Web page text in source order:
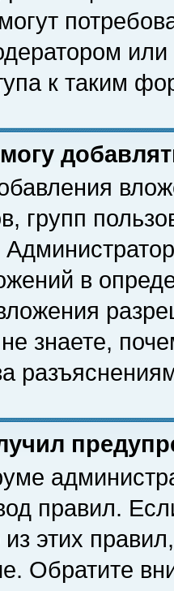
к таким
групп
в
знаете,
правил.
этих
Обратите